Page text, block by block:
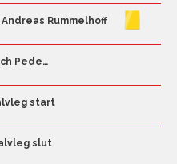
Andreas Rummelhoff
Charlie Schach Pedersen
start
slut